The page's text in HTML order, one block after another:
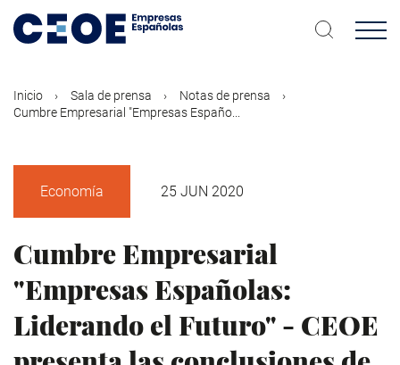
contenido
Inicio Sala de prensa
Notas de prensa
Cumbre Empresarial "Empresas Españo...
Economía 25 JUN 2020
Cumbre Empresarial
"Empresas Españolas:
Liderando el Futuro" - CEOE